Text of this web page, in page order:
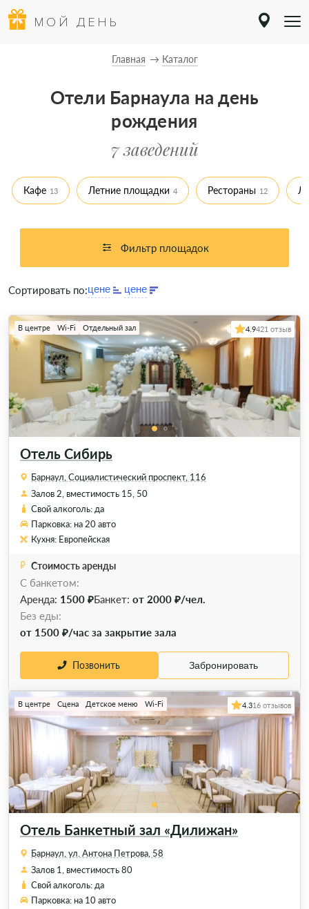
МОЙ ДЕНЬ
Главная Каталог
Отели Барнаула на день
рождения
7 заведений
Кафе 13 Летние площадки 4 Рестораны 12
Фильтр площадок
Сортировать по:
Отель Сибирь
В центре Wi-Fi Отдельный зал 4.9421 отзыв
Барнаул, Социалистический проспект, 116
Залов 2, вместимость 15, 50
Свой алкоголь: да
Парковка: на 20 авто
Кухня: Европейская
Стоимость аренды
С банкетом:
Аренда: 1500 ₽Банкет: от 2000 ₽/чел.
Без еды:
от 1500 ₽/час за закрытие зала
Позвонить Забронировать
Отель Банкетный зал «Дилижан»
В центре Сцена Детское меню Wi-Fi 4.316 отзывов
Барнаул, ул. Антона Петрова, 58
Залов 1, вместимость 80
Свой алкоголь: да
Парковка: на 10 авто